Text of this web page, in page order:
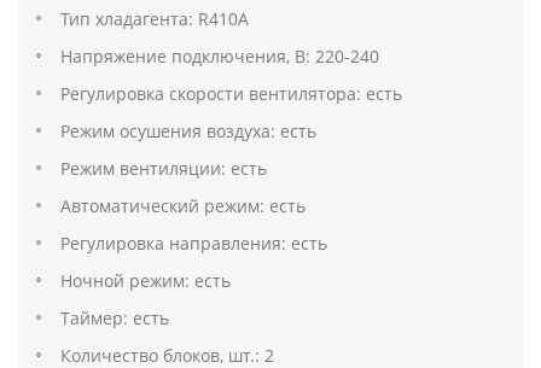
Тип хладагента: R410A
Напряжение подключения, В: 220-240
Регулировка скорости вентилятора: есть
Режим осушения воздуха: есть
Режим вентиляции: есть
Автоматический режим: есть
Регулировка направления: есть
Ночной режим: есть
Таймер: есть
Количество блоков, шт.: 2